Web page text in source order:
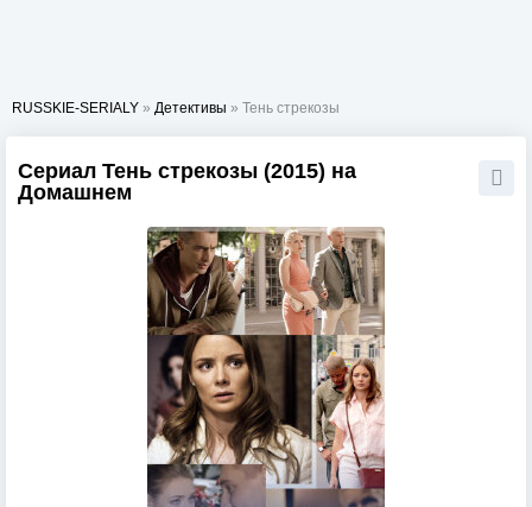
RUSSKIE-SERIALY » Детективы » Тень стрекозы
Сериал Тень стрекозы (2015) на
Домашнем